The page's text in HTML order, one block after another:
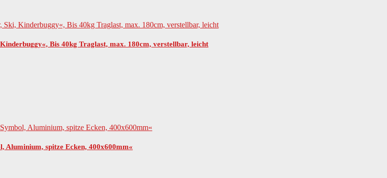
Bis 40kg Traglast, max. 180cm, verstellbar, leicht
Aluminium, spitze Ecken, 400x600mm«